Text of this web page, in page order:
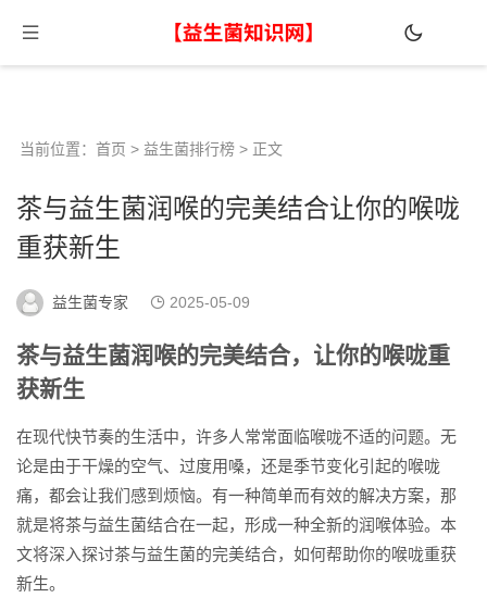
当前位置： 首页 > 益生菌排行榜 > 正文
茶与益生菌润喉的完美结合让你的喉咙
重获新生
益生菌专家 2025-05-09
茶与益生菌润喉的完美结合，让你的喉咙重
获新生
在现代快节奏的生活中，许多人常常面临喉咙不适的问题。无
论是由于干燥的空气、过度用嗓，还是季节变化引起的喉咙
痛，都会让我们感到烦恼。有一种简单而有效的解决方案，那
就是将茶与益生菌结合在一起，形成一种全新的润喉体验。本
文将深入探讨茶与益生菌的完美结合，如何帮助你的喉咙重获
新生。